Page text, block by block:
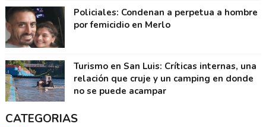
Policiales: Condenan a perpetua a hombre
por femicidio en Merlo
Turismo en San Luis: Críticas internas, una
relación que cruje y un camping en donde
no se puede acampar
CATEGORIAS